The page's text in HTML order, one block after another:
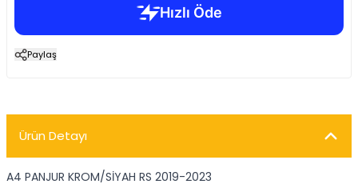
Paylaş
Ürün Detayı
A4 PANJUR KROM/SİYAH RS 2019-2023